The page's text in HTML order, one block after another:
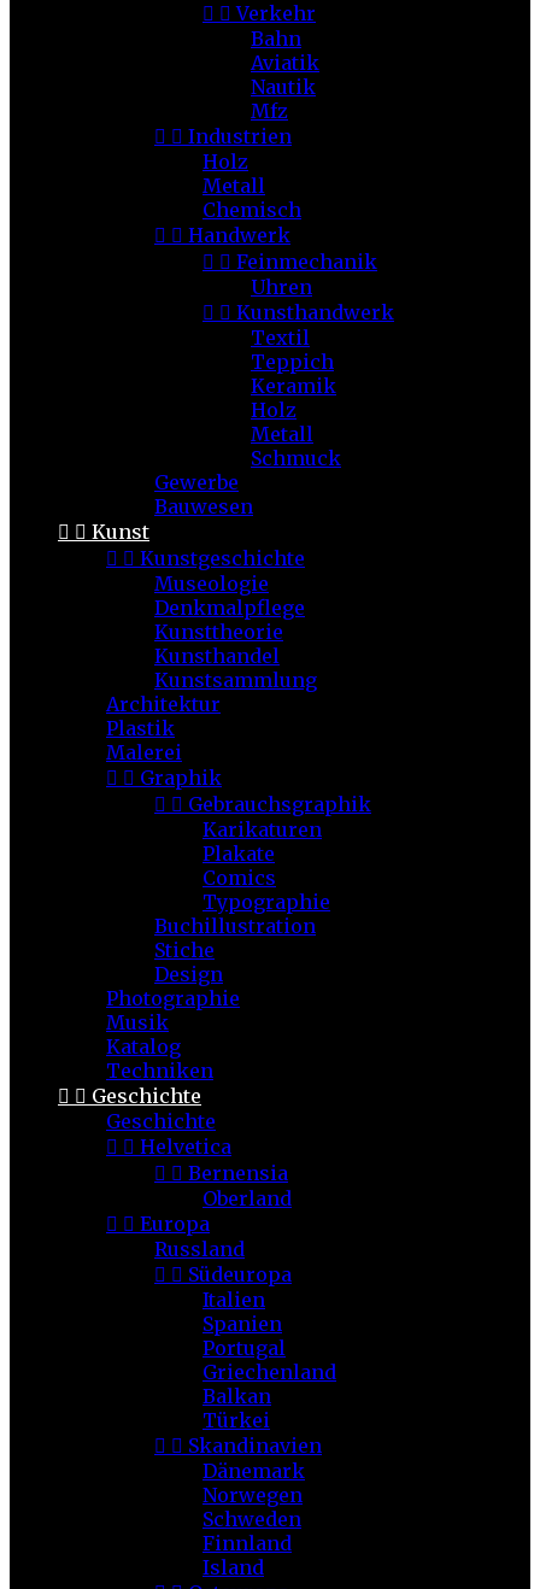
  Verkehr
Bahn
Aviatik
Nautik
Mfz
  Industrien
Holz
Metall
Chemisch
  Handwerk
  Feinmechanik
Uhren
  Kunsthandwerk
Textil
Teppich
Keramik
Holz
Metall
Schmuck
Gewerbe
Bauwesen
  Kunst
  Kunstgeschichte
Museologie
Denkmalpflege
Kunsttheorie
Kunsthandel
Kunstsammlung
Architektur
Plastik
Malerei
  Graphik
  Gebrauchsgraphik
Karikaturen
Plakate
Comics
Typographie
Buchillustration
Stiche
Design
Photographie
Musik
Katalog
Techniken
  Geschichte
Geschichte
  Helvetica
  Bernensia
Oberland
  Europa
Russland
  Südeuropa
Italien
Spanien
Portugal
Griechenland
Balkan
Türkei
  Skandinavien
Dänemark
Norwegen
Schweden
Finnland
Island